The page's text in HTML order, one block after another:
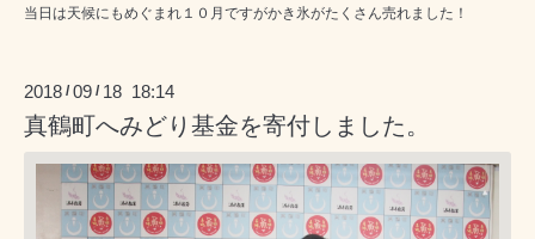
当日は天候にもめぐまれ１０月ですがかき氷がたくさん売れました！
2018 /09 / 18 18:14
真鶴町へみどり基金を寄付しました。